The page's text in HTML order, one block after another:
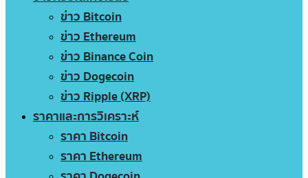
ข่าว Bitcoin
ข่าว Ethereum
ข่าว Binance Coin
ข่าว Dogecoin
ข่าว Ripple (XRP)
ราคาและการวิเคราะห์
ราคา Bitcoin
ราคา Ethereum